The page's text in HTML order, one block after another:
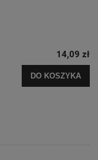
14,09 zł
DO KOSZYKA